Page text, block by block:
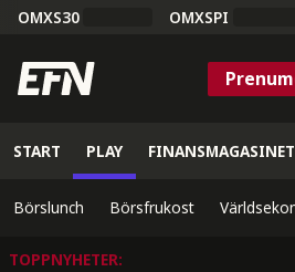
OMXS30 OMXSPI
START PLAY FINANSMAGASINET
Börslunch Börsfrukost
TOPPNYHETER: